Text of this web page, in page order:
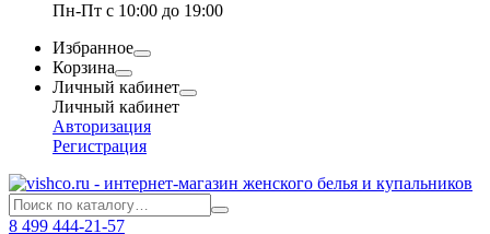
Пн-Пт с 10:00 до 19:00
Избранное
Корзина
Личный кабинет
Личный кабинет
Авторизация
Регистрация
8 499 444-21-57